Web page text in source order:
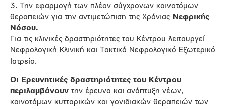
3. Την εφαρμογή των πλέον σύγχρονων καινοτόμων
θεραπειών για την αντιμετώπιση της Χρόνιας Νεφρικής
Νόσου.
Για τις κλινικές δραστηριότητες του Κέντρου λειτουργεί
Νεφρολογική Κλινική και Τακτικό Νεφρολογικό Εξωτερικό
Ιατρείο.
Οι Ερευνητικές δραστηριότητες του Κέντρου
περιλαμβάνουν την έρευνα και ανάπτυξη νέων,
καινοτόμων κυτταρικών και γονιδιακών θεραπειών των